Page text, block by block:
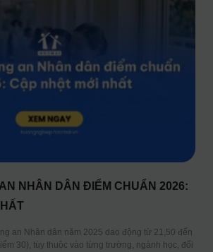
NHÂN DÂN ĐIỂM CHUẨN 2026:
an Nhân dân năm 2025 dao động từ 21,50 đến
30), tùy thuộc vào từng trường, ngành học, đối